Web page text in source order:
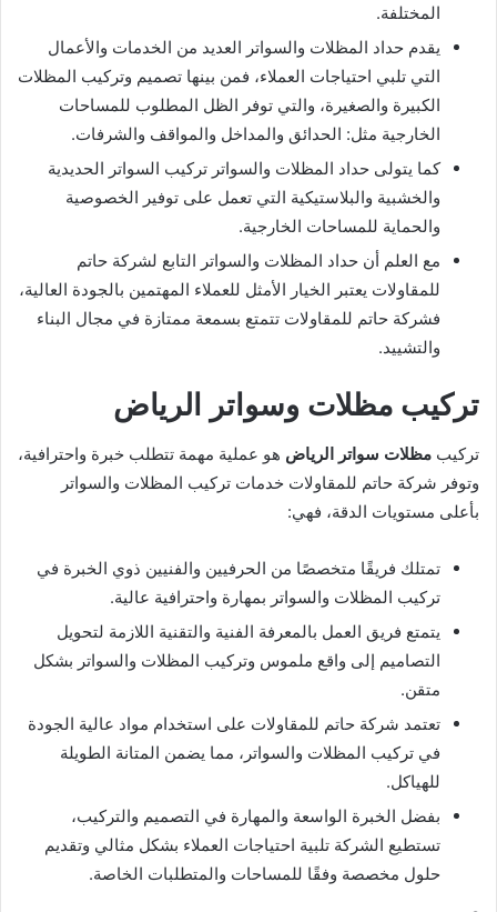
المختلفة.
يقدم حداد المظلات والسواتر العديد من الخدمات والأعمال
التي تلبي احتياجات العملاء، فمن بينها تصميم وتركيب المظلات
الكبيرة والصغيرة، والتي توفر الظل المطلوب للمساحات
الخارجية مثل: الحدائق والمداخل والمواقف والشرفات.
كما يتولى حداد المظلات والسواتر تركيب السواتر الحديدية
والخشبية والبلاستيكية التي تعمل على توفير الخصوصية
والحماية للمساحات الخارجية.
مع العلم أن حداد المظلات والسواتر التابع لشركة حاتم
للمقاولات يعتبر الخيار الأمثل للعملاء المهتمين بالجودة العالية،
فشركة حاتم للمقاولات تتمتع بسمعة ممتازة في مجال البناء
والتشييد.
تركيب مظلات وسواتر الرياض
تركيب مظلات سواتر الرياض هو عملية مهمة تتطلب خبرة واحترافية،
وتوفر شركة حاتم للمقاولات خدمات تركيب المظلات والسواتر
بأعلى مستويات الدقة، فهي:
تمتلك فريقًا متخصصًا من الحرفيين والفنيين ذوي الخبرة في
تركيب المظلات والسواتر بمهارة واحترافية عالية.
يتمتع فريق العمل بالمعرفة الفنية والتقنية اللازمة لتحويل
التصاميم إلى واقع ملموس وتركيب المظلات والسواتر بشكل
متقن.
تعتمد شركة حاتم للمقاولات على استخدام مواد عالية الجودة
في تركيب المظلات والسواتر، مما يضمن المتانة الطويلة
للهياكل.
بفضل الخبرة الواسعة والمهارة في التصميم والتركيب،
تستطيع الشركة تلبية احتياجات العملاء بشكل مثالي وتقديم
حلول مخصصة وفقًا للمساحات والمتطلبات الخاصة.